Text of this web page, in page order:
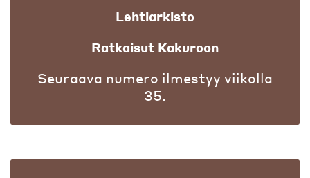
Lehtiarkisto
Ratkaisut Kakuroon
Seuraava numero ilmestyy viikolla
35.